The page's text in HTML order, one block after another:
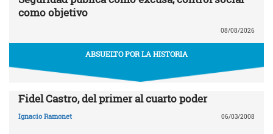
como objetivo
08/08/2026
ABSUELTO POR LA HISTORIA
Fidel Castro, del primer al cuarto poder
Ignacio Ramonet 06/03/2008